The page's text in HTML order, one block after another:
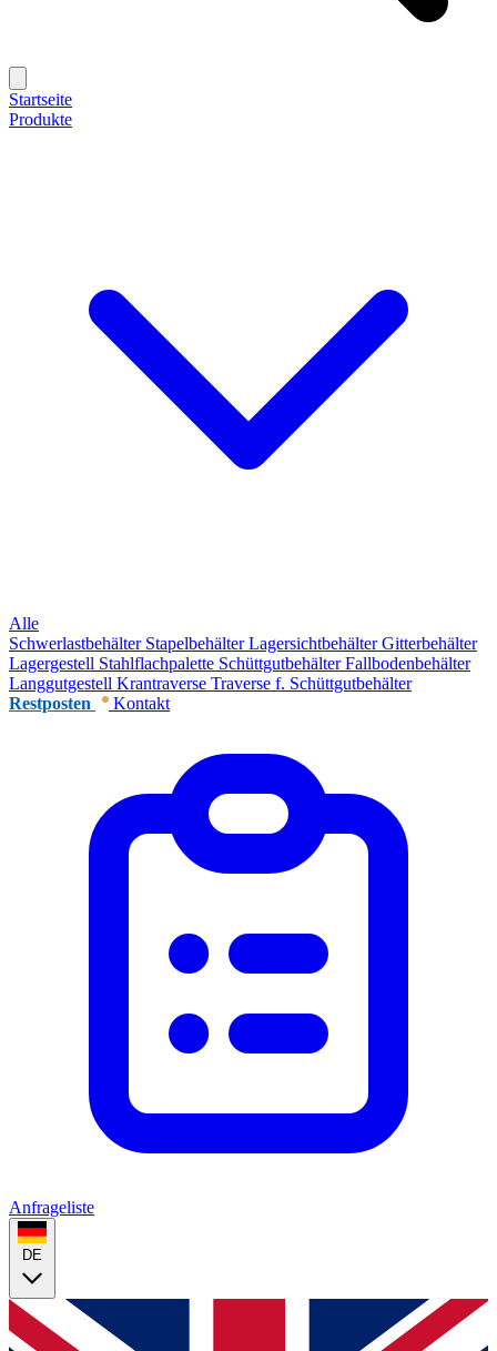
Startseite
Produkte
Alle
Schwerlastbehälter StapelbehälterLagersichtbehälterGitterbehälter
Lagergestell Stahlflachpalette SchüttgutbehälterFallbodenbehälter
Langgutgestell Krantraverse Traverse f. Schüttgutbehälter
Restposten
Kontakt
Anfrageliste